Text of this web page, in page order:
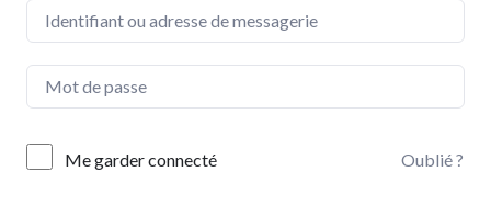
Me garder connecté Oublié ?